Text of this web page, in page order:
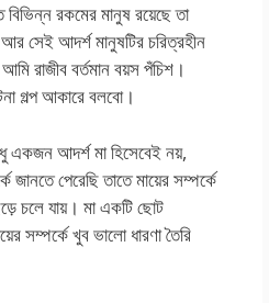
রকমের মানুষ রয়েছে তা
সেই আদর্শ মানুষটির চরিত্রহীন
রাজীব বর্তমান বয়স পঁচিশ।
গল্প আকারে বলবো।
একজন আদর্শ মা হিসেবেই নয়,
পেরেছি তাতে মায়ের সম্পর্কে
চলে যায়। মা একটি ছোট
সম্পর্কে খুব ভালো ধারণা তৈরি